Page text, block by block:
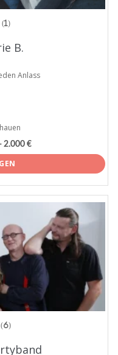
(1)
B.
Anlass
2.000 €
(6)